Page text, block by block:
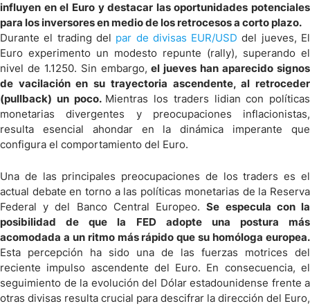
influyen en el Euro y destacar las oportunidades potenciales
para los inversores en medio de los retrocesos a corto plazo.
Durante el trading del par de divisas EUR/USD del jueves, El
Euro experimento un modesto repunte (rally), superando el
nivel de 1.1250. Sin embargo,el jueves han aparecido signos
de vacilación en su trayectoria ascendente, al retroceder
(pullback) un poco. Mientras los traders lidian con políticas
monetarias divergentes y preocupaciones inflacionistas,
resulta esencial ahondar en la dinámica imperante que
configura el comportamiento del Euro.
Una de las principales preocupaciones de los traders es el
actual debate en torno a las políticas monetarias de la Reserva
Federal y del Banco Central Europeo.Se especula con la
posibilidad de que la FED adopte una postura más
acomodada a un ritmo más rápido que su homóloga europea.
Esta percepción ha sido una de las fuerzas motrices del
reciente impulso ascendente del Euro. En consecuencia, el
seguimiento de la evolución del Dólar estadounidense frente a
otras divisas resulta crucial para descifrar la dirección del Euro,